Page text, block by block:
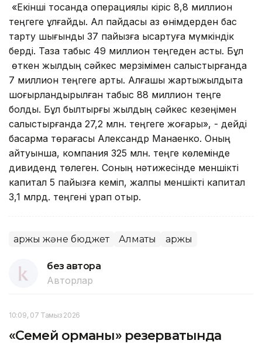
«Екінші тоқсанда операциялық кіріс 8,8 миллион
теңгеге ұлғайды. Ал пайдасы аз өнімдерден бас
тарту шығынды 37 пайызға қысқартуға мүмкіндік
берді. Таза табыс 49 миллион теңгеден асты. Бұл
өткен жылдың сәйкес мерзімімен салыстырғанда
7 миллион теңгеге артық. Алғашқы жартыжылдықта
шоғырландырылған табыс 88 миллион теңге
болды. Бұл былтырғы жылдың сәйкес кезеңімен
салыстырғанда 27,2 млн. теңгеге жоғары», - дейді
басқарма төрағасы Александр Манаенко. Оның
айтуынша, компания 325 млн. теңге көлемінде
дивиденд төлеген. Соның нәтижесінде меншікті
капитал 5 пайызға кеміп, жалпы меншікті капитал
3,1 млрд. теңгені құрап отыр.
Қаржы және бюджет Алматы Қаржы
без автора
Авторлар
10:09, 07 Тамыз 2026
«Семей орманы» резерватында